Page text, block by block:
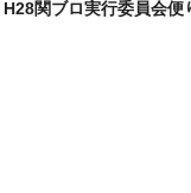
H28関ブロ実行委員会便